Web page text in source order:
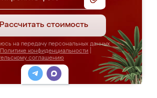
Рассчитать стоимость
на передачу персональных данных
Политике конфиденциальности
соглашению